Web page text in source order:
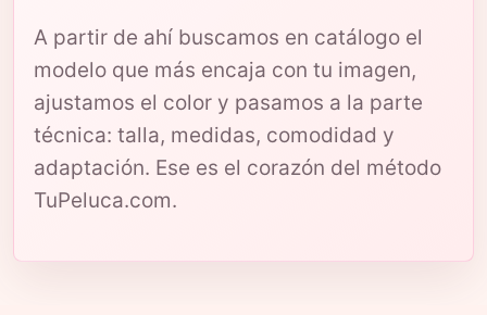
A partir de ahí buscamos en catálogo el
modelo que más encaja con tu imagen,
ajustamos el color y pasamos a la parte
técnica: talla, medidas, comodidad y
adaptación. Ese es el corazón del método
TuPeluca.com.